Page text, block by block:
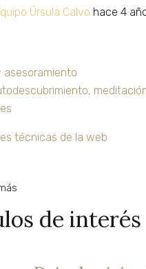
Úrsula Calvo hace 4
asesoramiento
técnicas de la web
de interés